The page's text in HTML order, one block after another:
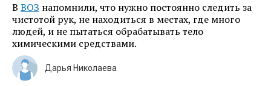
В ВОЗ напомнили, что нужно постоянно следить за
чистотой рук, не находиться в местах, где много
людей, и не пытаться обрабатывать тело
химическими средствами.
Дарья Николаева